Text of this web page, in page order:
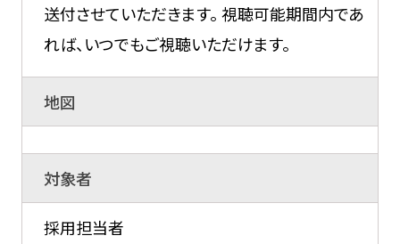
送付させていただきます。 視聴可能期間内であ
れば、いつでもご視聴いただけます。
地図
対象者
採用担当者